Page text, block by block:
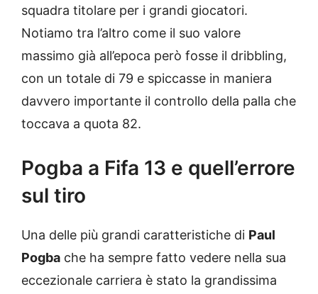
squadra titolare per i grandi giocatori.
Notiamo tra l’altro come il suo valore
massimo già all’epoca però fosse il dribbling,
con un totale di 79 e spiccasse in maniera
davvero importante il controllo della palla che
toccava a quota 82.
Pogba a Fifa 13 e quell’errore
sul tiro
Una delle più grandi caratteristiche di Paul
Pogba che ha sempre fatto vedere nella sua
eccezionale carriera è stato la grandissima